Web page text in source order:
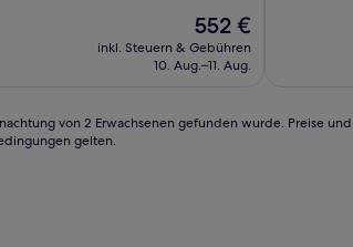
Der
Preis
beträgt
552 €
inkl. Steuern & Gebühren
10. Aug.–11. Aug.
von 2 Erwachsenen gefunden wurde. Preise
gelten.